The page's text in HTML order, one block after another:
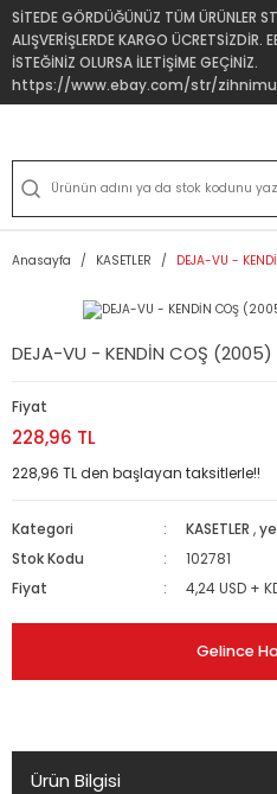
SİTEDE GÖRDÜĞÜNÜZ TÜM ÜRÜNLER
ALIŞVERİŞLERDE KARGO ÜCRETSİZDİR.
İSTEĞİNİZ OLURSA İLETİŞİME GEÇİNİZ.
https://www.ebay.com/str/
Anasayfa KASETLER DEJA-VU -
DEJA-VU - KENDİN COŞ (2005)
Fiyat
228,96 TL
228,96 TL den başlayan taksitlerle!!
Kategori KASETLER ,
Stok Kodu
102781
Fiyat
4,24 USD +
Gelince
Ürün Bilgisi